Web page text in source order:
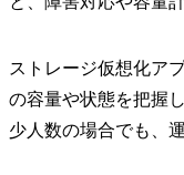
ストレージ仮想化ア
の容量や状態を把握
少人数の場合でも、